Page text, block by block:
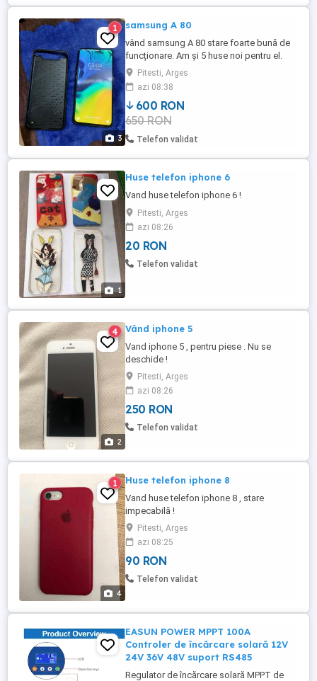
3
1 samsung A 80
vând samsung A 80 stare foarte bună de
funcționare. Am și 5 huse noi pentru el.
Prețul este fix
Pitesti, Arges
azi 08:38
600 RON
650 RON
Telefon validat
1
Huse telefon iphone 6
Vand huse telefon iphone 6 !
Pitesti, Arges
azi 08:26
20 RON
Telefon validat
2
4 Vând iphone 5
Vand iphone 5 , pentru piese . Nu se
deschide !
Pitesti, Arges
azi 08:26
250 RON
Telefon validat
4
1 Huse telefon iphone 8
Vand huse telefon iphone 8 , stare
impecabilă !
Pitesti, Arges
azi 08:25
90 RON
Telefon validat
EASUN POWER MPPT 100A
Controler de încărcare solară 12V
24V 36V 48V suport RS485
Regulator de încărcare solară MPPT de